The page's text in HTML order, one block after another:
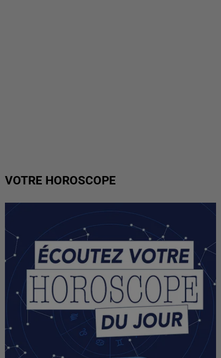
VOTRE HOROSCOPE